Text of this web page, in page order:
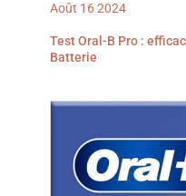
une
Août 162024
Test Oral-B Pro :
Batterie